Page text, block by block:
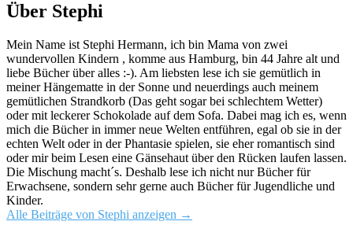
Über Stephi
Mein Name ist Stephi Hermann, ich bin Mama von zwei
wundervollen Kindern , komme aus Hamburg, bin 44 Jahre alt und
liebe Bücher über alles :-). Am liebsten lese ich sie gemütlich in
meiner Hängematte in der Sonne und neuerdings auch meinem
gemütlichen Strandkorb (Das geht sogar bei schlechtem Wetter)
oder mit leckerer Schokolade auf dem Sofa. Dabei mag ich es, wenn
mich die Bücher in immer neue Welten entführen, egal ob sie in der
echten Welt oder in der Phantasie spielen, sie eher romantisch sind
oder mir beim Lesen eine Gänsehaut über den Rücken laufen lassen.
Die Mischung macht´s. Deshalb lese ich nicht nur Bücher für
Erwachsene, sondern sehr gerne auch Bücher für Jugendliche und
Kinder.
Alle Beiträge von Stephi anzeigen →